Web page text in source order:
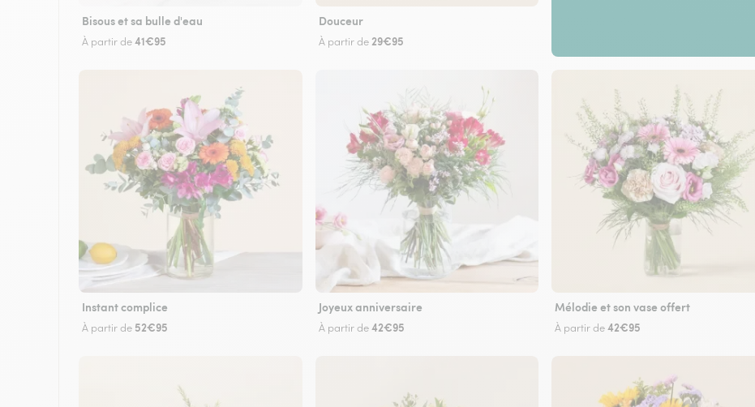
Bisous et sa bulle d'eau
À partir de41€95
Douceur
À partir de 29€95
Instant complice
À partir de 52€95
Joyeux anniversaire
À partir de42€95
Mélodie et son vase offert
À partir de42€95